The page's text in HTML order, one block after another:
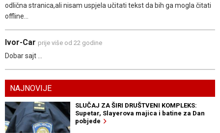
odlična stranica,ali nisam uspjela učitati tekst da bih ga mogla čitati
offline...
Ivor-Car prije više od 22 godine
Dobar sajt ...
NAJNOVIJE
SLUČAJ ZA ŠIRI DRUŠTVENI KOMPLEKS:
Supetar, Slayerova majica i batine za Dan
pobjede